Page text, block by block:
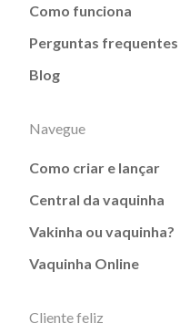
Como funciona
Perguntas frequentes
Blog
Navegue
Como criar e lançar
Central da vaquinha
Vakinha ou vaquinha?
Vaquinha Online
Cliente feliz